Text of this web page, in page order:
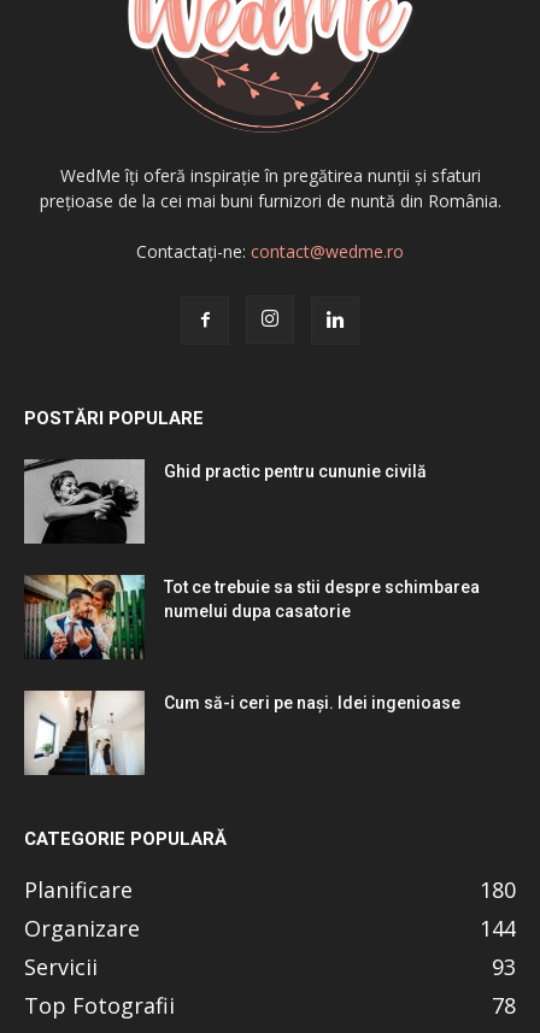
WedMe îți oferă inspirație în pregătirea nunții și sfaturi
prețioase de la cei mai buni furnizori de nuntă din România.
Contactați-ne: contact@wedme.ro
POSTĂRI POPULARE
Ghid practic pentru cununie civilă
Tot ce trebuie sa stii despre schimbarea
numelui dupa casatorie
Cum să-i ceri pe nași. Idei ingenioase
CATEGORIE POPULARĂ
Planificare
180
Organizare
144
Servicii
93
Top Fotografii
78